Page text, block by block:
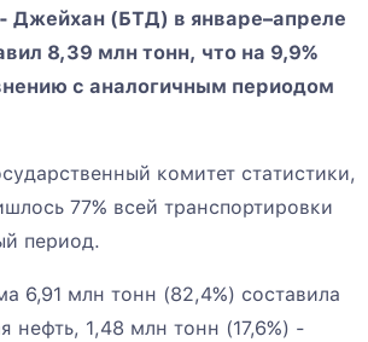
Джейхан (БТД) в январе–апреле
8,39 млн тонн, что на 9,9%
с аналогичным периодом
комитет статистики,
77% всей транспортировки
период.
6,91 млн тонн (82,4%) составила
нефть, 1,48 млн тонн (17,6%) -